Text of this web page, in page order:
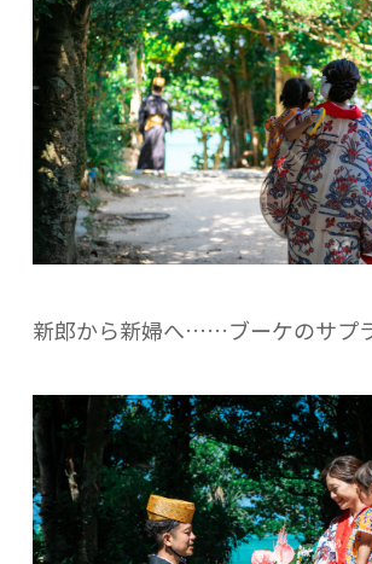
新郎から新婦へ……ブーケのサプ